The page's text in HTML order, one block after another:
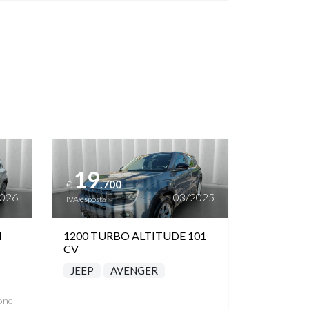
Vedi dettagli
€19.700
IVA esposta 03/2025
1200 TURBO ALTITUDE 101
CV
JEEP AVENGER